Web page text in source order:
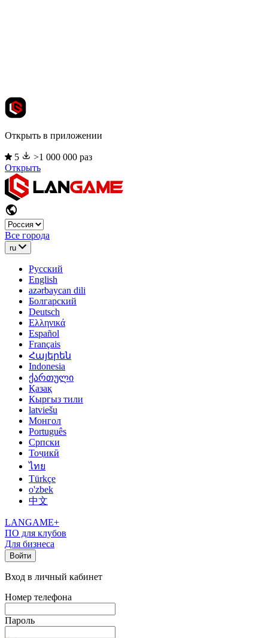
Открыть в приложении
5
>1 000 000 раз
Открыть
Все города
ru
Русский
English
azərbaycan dili
Болгарский
Deutsch
Ελληνικά
Español
Français
Հայերեն
Indonesia
ქართული
Қазақ
Кыргыз тили
latviešu
Монгол
Português
Српски
Тоҷикӣ
ไทย
Türkçe
o'zbek
中文
LANGAME+
ПО для клубов
Для бизнеса
Войти
Вход в личный кабинет
Номер телефона
Пароль